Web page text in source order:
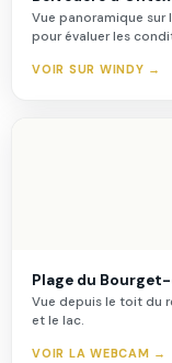
Vue panoramique sur
pour évaluer les
VOIR SUR WINDY →
Plage du
Vue depuis le toit du
et le lac.
VOIR LA WEBCAM →